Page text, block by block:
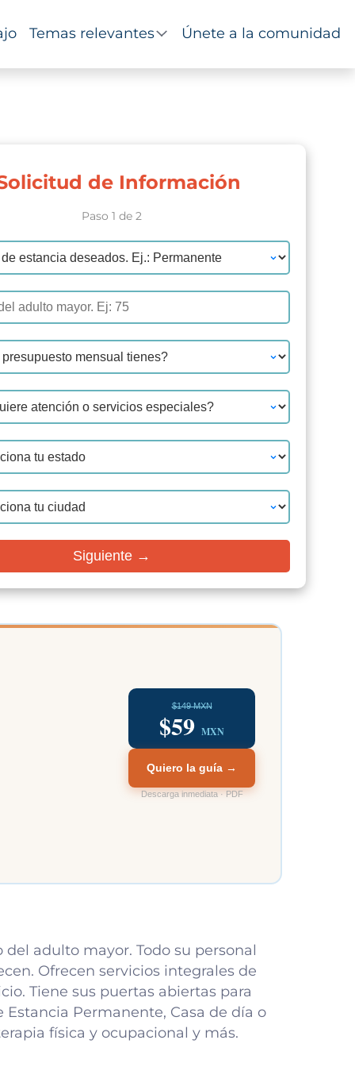
Temas relevantes Únete a la comunidad
de Información
Paso 1 de 2
Siguiente →
$149 MXN
$59 MXN
Quiero la guía →
Descarga inmediata · PDF
adulto mayor. Todo su personal
Ofrecen servicios integrales de
Tiene sus puertas abiertas para
Permanente, Casa de día o
física y ocupacional y más.